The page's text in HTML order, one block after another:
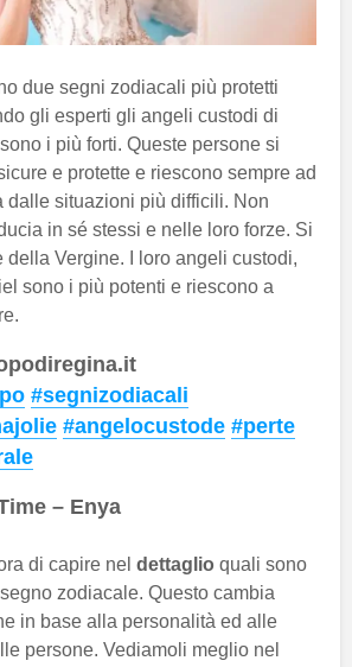
due segni zodiacali più protetti
gli esperti gli angeli custodi di
i più forti. Queste persone si
e protette e riescono sempre ad
dalle situazioni più difficili. Non
in sé stessi e nelle loro forze. Si
della Vergine. I loro angeli custodi,
sono i più potenti e riescono a
#segnizodiacali
#angelocustode #perte
– Enya
di capire nel dettaglio quali sono
zodiacale. Questo cambia
in base alla personalità ed alle
persone. Vediamoli meglio nel